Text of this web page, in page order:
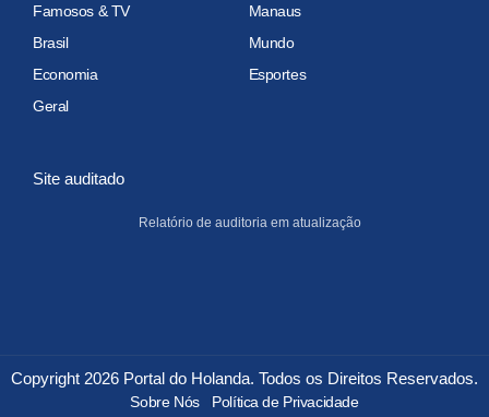
Famosos & TV
Manaus
Brasil
Mundo
Economia
Esportes
Geral
Site auditado
Relatório de auditoria em atualização
Copyright 2026 Portal do Holanda. Todos os Direitos Reservados.
Sobre Nós Política de Privacidade